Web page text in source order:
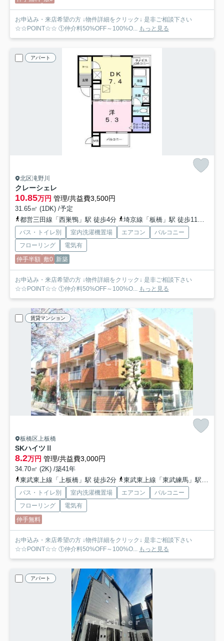
お申込み・来店希望の方 ↓物件詳細をクリック↓ 是非ご相談下さい
☆☆POINT☆☆ ①仲介料50%OFF～100%O... もっと見る
アパート
北区滝野川
クレーシェレ
10.85万円 管理/共益費3,500円
31.65㎡ (1DK) /予定
都営三田線「西巣鴨」駅 徒歩4分
埼京線「板橋」駅 徒歩11分
バス・トイレ別 室内洗濯機置場 エアコン
バルコニー
フローリング
電気有
仲手半額 敷0 新築
お申込み・来店希望の方 ↓物件詳細をクリック↓ 是非ご相談下さい
☆☆POINT☆☆ ①仲介料50%OFF～100%O... もっと見る
賃貸マンション
板橋区上板橋
SKハイツⅡ
8.2万円 管理/共益費3,000円
34.70㎡ (2K) /築41年
東武東上線「上板橋」駅 徒歩2分
東武東上線「東武練馬」駅 徒歩15分
バス・トイレ別 室内洗濯機置場 エアコン
バルコニー
フローリング
電気有
仲手無料
お申込み・来店希望の方 ↓物件詳細をクリック↓ 是非ご相談下さい
☆☆POINT☆☆ ①仲介料50%OFF～100%O... もっと見る
アパート